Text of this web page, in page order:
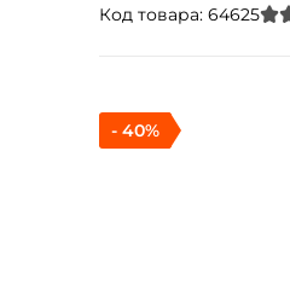
Код товара: 64625
- 40%